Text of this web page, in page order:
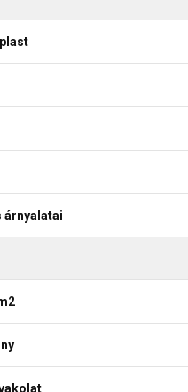
árnyalatai